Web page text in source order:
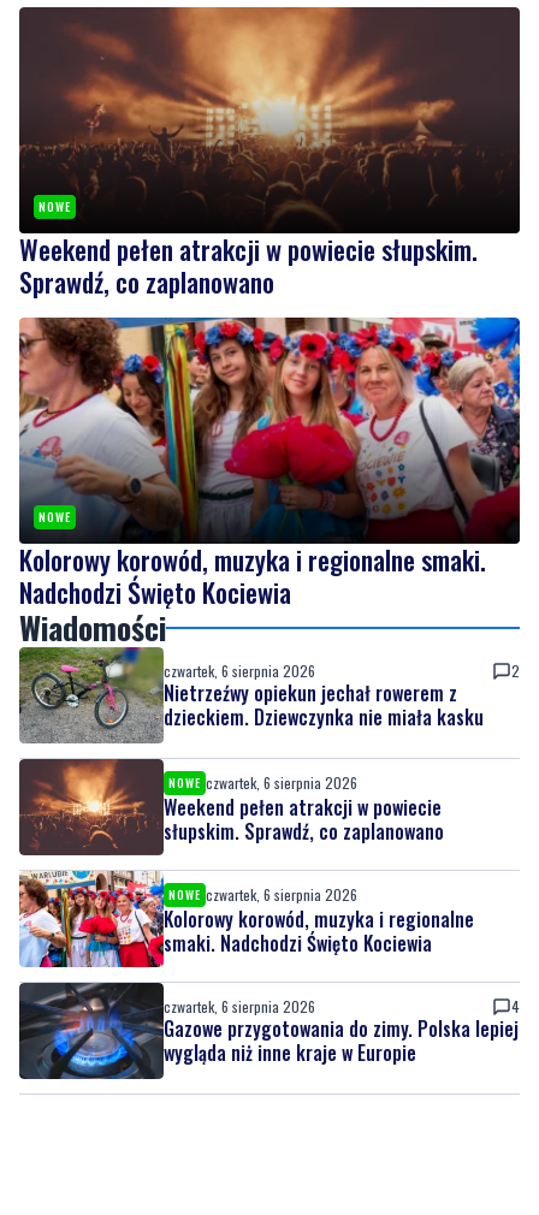
NOWE
Weekend pełen atrakcji w powiecie słupskim.
Sprawdź, co zaplanowano
NOWE
Kolorowy korowód, muzyka i regionalne smaki.
Nadchodzi Święto Kociewia
Wiadomości
czwartek, 6 sierpnia 2026 2
Nietrzeźwy opiekun jechał rowerem z
dzieckiem. Dziewczynka nie miała kasku
NOWE czwartek, 6 sierpnia 2026
Weekend pełen atrakcji w powiecie
słupskim. Sprawdź, co zaplanowano
NOWE czwartek, 6 sierpnia 2026
Kolorowy korowód, muzyka i regionalne
smaki. Nadchodzi Święto Kociewia
czwartek, 6 sierpnia 2026 4
Gazowe przygotowania do zimy. Polska lepiej
wygląda niż inne kraje w Europie